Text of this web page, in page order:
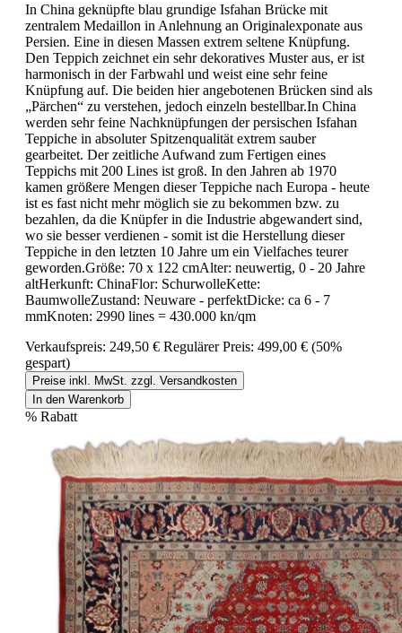
In China geknüpfte blau grundige Isfahan Brücke mit
zentralem Medaillon in Anlehnung an Originalexponate aus
Persien. Eine in diesen Massen extrem seltene Knüpfung.
Den Teppich zeichnet ein sehr dekoratives Muster aus, er ist
harmonisch in der Farbwahl und weist eine sehr feine
Knüpfung auf. Die beiden hier angebotenen Brücken sind als
„Pärchen“ zu verstehen, jedoch einzeln bestellbar.In China
werden sehr feine Nachknüpfungen der persischen Isfahan
Teppiche in absoluter Spitzenqualität extrem sauber
gearbeitet. Der zeitliche Aufwand zum Fertigen eines
Teppichs mit 200 Lines ist groß. In den Jahren ab 1970
kamen größere Mengen dieser Teppiche nach Europa - heute
ist es fast nicht mehr möglich sie zu bekommen bzw. zu
bezahlen, da die Knüpfer in die Industrie abgewandert sind,
wo sie besser verdienen - somit ist die Herstellung dieser
Teppiche in den letzten 10 Jahre um ein Vielfaches teurer
geworden.Größe: 70 x 122 cmAlter: neuwertig, 0 - 20 Jahre
altHerkunft: ChinaFlor: SchurwolleKette:
BaumwolleZustand: Neuware - perfektDicke: ca 6 - 7
mmKnoten: 2990 lines = 430.000 kn/qm
Verkaufspreis: 249,50 € Regulärer Preis: 499,00 € (50%
gespart)
Preise inkl. MwSt. zzgl. Versandkosten
In den Warenkorb
% Rabatt